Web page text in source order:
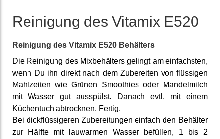
Reinigung des Vitamix E520
Reinigung des Vitamix E520 Behälters
Die Reinigung des Mix­behälters gelingt am einfach­sten,
wenn Du ihn direkt nach dem Zu­bereiten von flüssigen
Mahl­zeiten wie Grünen Smoothies oder Mandel­milch
mit Wasser gut aus­spülst. Danach evtl. mit einem
Küchen­tuch ab­trocknen. Fertig.
Bei dick­flüssigeren Zu­berei­tungen einfach den Behälter
zur Hälfte mit lau­warmen Wasser be­füllen, 1 bis 2